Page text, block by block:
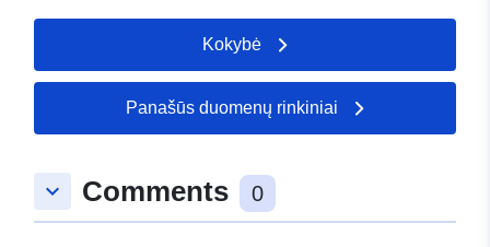
Kokybė
Panašūs duomenų rinkiniai
keyboard_arrow_down Comments 0